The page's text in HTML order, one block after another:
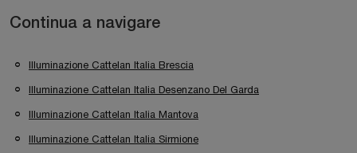
Continua a navigare
Illuminazione Cattelan Italia Brescia
Illuminazione Cattelan Italia Desenzano Del Garda
Illuminazione Cattelan Italia Mantova
Illuminazione Cattelan Italia Sirmione